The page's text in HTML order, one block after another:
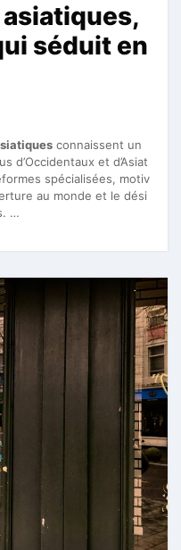
séduit en
connaissent un
d’Occidentaux et d’Asiat
spécialisées, motiv
au monde et le dési
…